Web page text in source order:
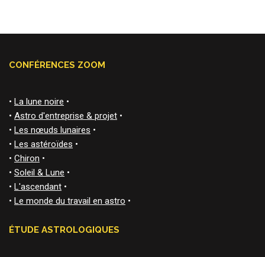
CONFÉRENCES ZOOM
• La lune noire •
• Astro d'entreprise & projet •
• Les nœuds lunaires •
• Les astéroïdes •
• Chiron •
• Soleil & Lune •
• L'ascendant •
• Le monde du travail en astro •
ÉTUDE ASTROLOGIQUES